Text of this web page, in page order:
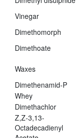
Vinegar
Dimethomorph
Dimethoate
Waxes
Dimethenamid-P
Whey
Dimethachlor
Z,Z-3,13-
Octadecadienyl